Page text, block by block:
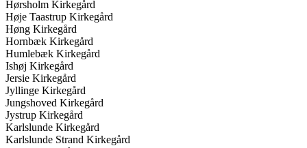
Hørsholm Kirkegård
Høje Taastrup Kirkegård
Høng Kirkegård
Hornbæk Kirkegård
Humlebæk Kirkegård
Ishøj Kirkegård
Jersie Kirkegård
Jyllinge Kirkegård
Jungshoved Kirkegård
Jystrup Kirkegård
Karlslunde Kirkegård
Karlslunde Strand Kirkegård